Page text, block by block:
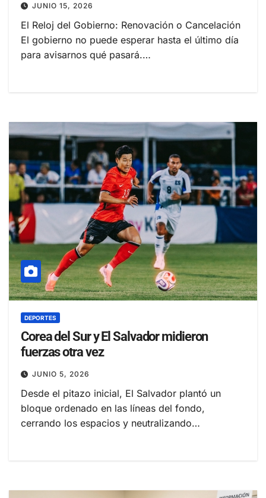
JUNIO 15, 2026
El Reloj del Gobierno: Renovación o Cancelación
El gobierno no puede esperar hasta el último día
para avisarnos qué pasará.…
DEPORTES
Corea del Sur y El Salvador midieron
fuerzas otra vez
JUNIO 5, 2026
Desde el pitazo inicial, El Salvador plantó un
bloque ordenado en las líneas del fondo,
cerrando los espacios y neutralizando…